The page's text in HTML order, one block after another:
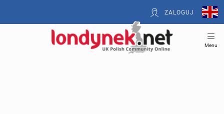
ZALOGUJ
Menu